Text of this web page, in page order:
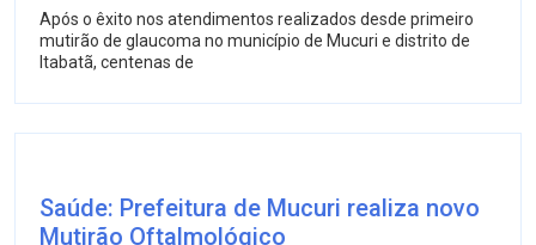
Após o êxito nos atendimentos realizados desde primeiro
mutirão de glaucoma no município de Mucuri e distrito de
Itabatã, centenas de
Saúde: Prefeitura de Mucuri realiza novo
Mutirão Oftalmológico